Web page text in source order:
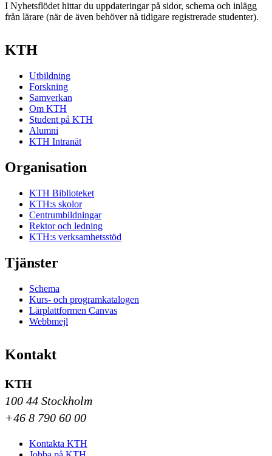
I Nyhetsflödet hittar du uppdateringar på sidor, schema och inlägg
från lärare (när de även behöver nå tidigare registrerade studenter).
KTH
Utbildning
Forskning
Samverkan
Om KTH
Student på KTH
Alumni
KTH Intranät
Organisation
KTH Biblioteket
KTH:s skolor
Centrumbildningar
Rektor och ledning
KTH:s verksamhetsstöd
Tjänster
Schema
Kurs- och programkatalogen
Lärplattformen Canvas
Webbmejl
Kontakt
KTH
100 44 Stockholm
+46 8 790 60 00
Kontakta KTH